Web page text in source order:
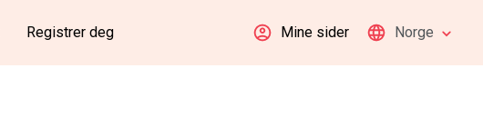
Registrer deg Mine sider Norge